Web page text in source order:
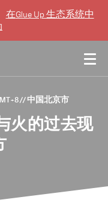
在Glue Up 生态系统中
// 中国北京市
火的过去现